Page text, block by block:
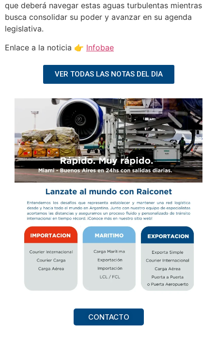
que deberá navegar estas aguas turbulentas mientras
busca consolidar su poder y avanzar en su agenda
legislativa.
Enlace a la noticia 👉 Infobae
VER TODAS LAS NOTAS DEL DIA
CONTACTO